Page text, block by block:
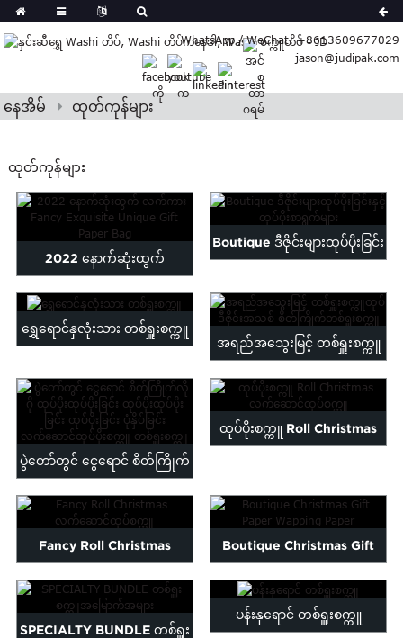
WhatsApp / WeChat: +8613609677029
jason@judipak.com
German
Japanese
Indonesian
Polish
Bosnian
Corsican
Filipino
Hawaiian
Icelandic
Kazakh
Malayalam
Persian
Samoan
Thai
Zulu
နေအိမ် ထုတ်ကုန်များ
ထုတ်ကုန်များ
2022 နောက်ဆုံးထွက်
လက်ကား Fancy Exquisite
Unique Gi...
Boutique ဒီဇိုင်းများထုပ်ပိုးခြင်း
ရွှေရောင်နှလုံးသား တစ်ရှူးစက္ကူ
အရည်အသွေးမြင့် တစ်ရှူးစက္ကူ
ဒီဇိုင်းအသစ်...
ပွဲတော်တွင် ငွေရောင် စိတ်ကြိုက်
လိုဂို ထုပ်ပိုးရိုက်နှိပ်...
ထုပ်ပိုးစက္ကူ Roll Christmas
Fancy Roll Christmas
လက်ဆောင်ထုပ်စက္ကူ
Boutique Christmas Gift
Paper Wapping Paper
SPECIALTY BUNDLE တစ်ရှူး
ပန်းနုရောင် တစ်ရှူးစက္ကူ